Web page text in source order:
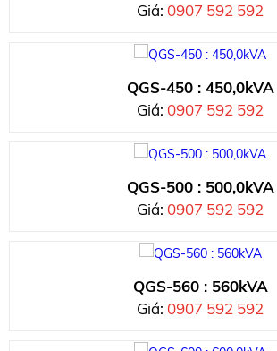
Giá: 0907 592 592
QGS-450 : 450,0kVA
Giá: 0907 592 592
QGS-500 : 500,0kVA
Giá: 0907 592 592
QGS-560 : 560kVA
Giá: 0907 592 592